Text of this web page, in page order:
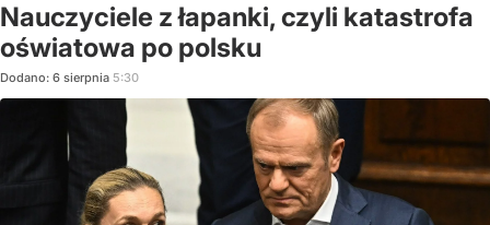
Nauczyciele z łapanki, czyli katastrofa
oświatowa po polsku
Dodano: 6 sierpnia 5:30